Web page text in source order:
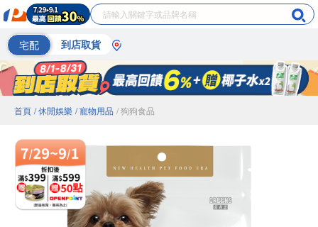
宅配 到店取貨
首頁 / 休閒娛樂 / 寵物用品 / 狗狗食品